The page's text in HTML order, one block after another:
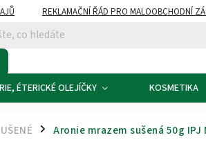
REKLAMAČNÍ ŘÁD PRO MALOOBCHODNÍ
ÉTERICKÉ OLEJÍČKY KOSMETIKA
/ Aronie mrazem sušená 50g IPJ